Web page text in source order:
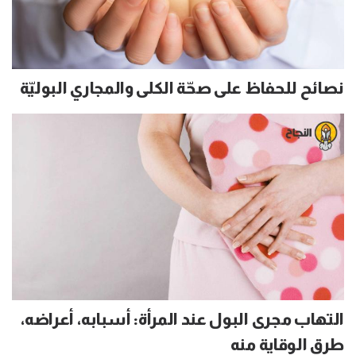
نصائح للحفاظ على صحّة الكلى والمجاري البوليّة
التهاب مجرى البول عند المرأة: أسبابه، أعراضه،
طرق الوقاية منه